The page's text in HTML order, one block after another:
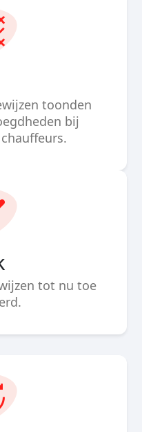
toonden
bij
tot nu toe